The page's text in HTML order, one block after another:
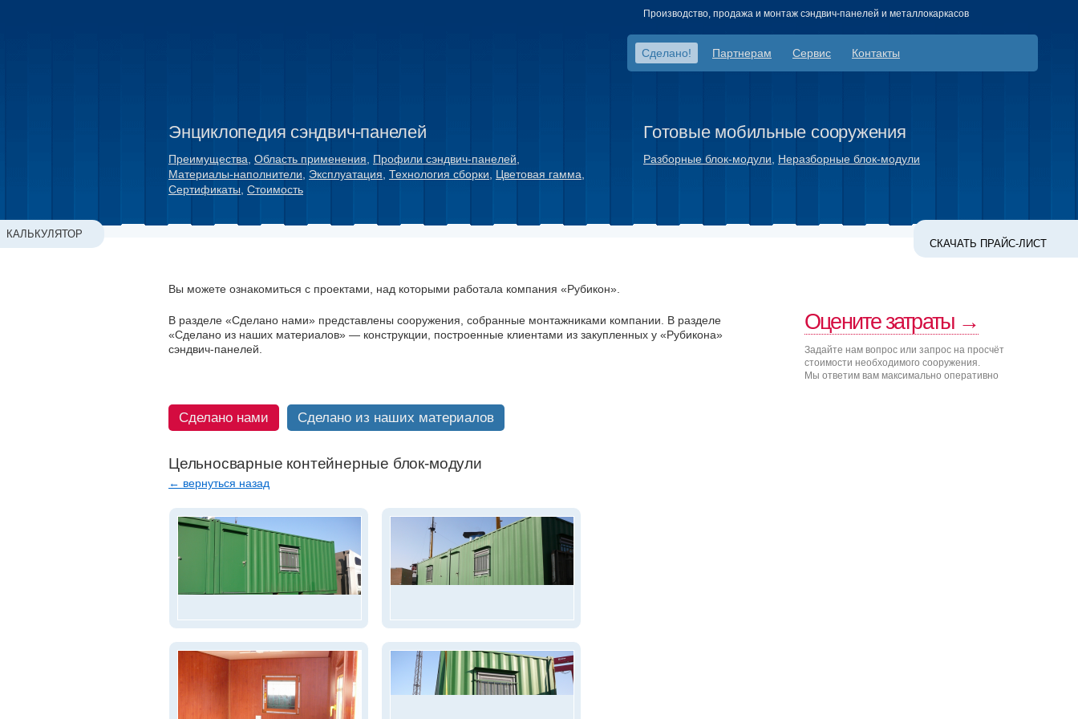
Производство, продажа и монтаж сэндвич-панелей и металлокаркасов
Сделано! Партнерам Сервис Контакты
Энциклопедия сэндвич-панелей
Преимущества Область применения Профили сэндвич-панелей
Материалы-наполнители
Эксплуатация Технология сборки Цветовая гамма
Сертификаты Стоимость
Готовые мобильные сооружения
Разборные блок-модули Неразборные блок-модули
Вы можете ознакомиться с проектами, над которыми работала компания «Рубикон».
В разделе «Сделано нами» представлены сооружения, собранные монтажниками компании. В разделе
«Сделано из наших материалов» — конструкции, построенные клиентами из закупленных у «Рубикона»
сэндвич-панелей.
Сделано нами Сделано из наших материалов
Цельносварные контейнерные блок-модули
← вернуться назад
Оцените затраты →
Задайте нам вопрос или запрос на просчёт
стоимости необходимого сооружения.
Мы ответим вам максимально оперативно
КАЛЬКУЛЯТОР
СКАЧАТЬ ПРАЙС-ЛИСТ